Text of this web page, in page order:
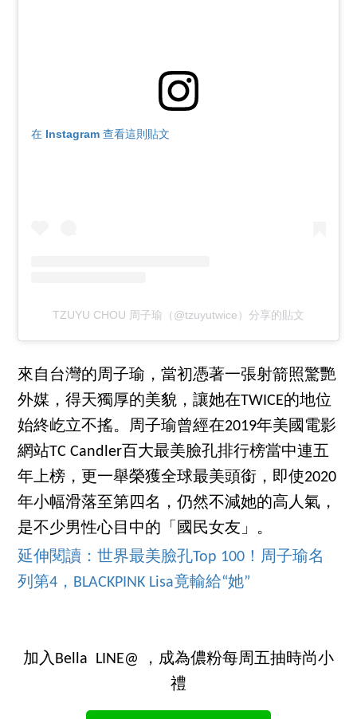
在 Instagram 查看這則貼文
TZUYU CHOU 周子瑜（@tzuyutwice）分享的貼文
來自台灣的周子瑜，當初憑著一張射箭照驚艷
外媒，得天獨厚的美貌，讓她在TWICE的地位
始終屹立不搖。周子瑜曾經在2019年美國電影
網站TC Candler百大最美臉孔排行榜當中連五
年上榜，更一舉榮獲全球最美頭銜，即使2020
年小幅滑落至第四名，仍然不減她的高人氣，
是不少男性心目中的「國民女友」。
延伸閱讀：世界最美臉孔Top 100！周子瑜名
列第4，BLACKPINK Lisa竟輸給“她”
加入Bella LINE@ ，成為儂粉每周五抽時尚小
禮